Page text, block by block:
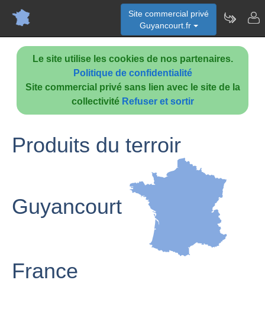
Le site utilise les cookies de nos partenaires.
Politique de confidentialité
Site commercial privé sans lien avec le site de la
collectivité Refuser et sortir
Site commercial privé
Guyancourt.fr
Produits du terroir
Guyancourt
France